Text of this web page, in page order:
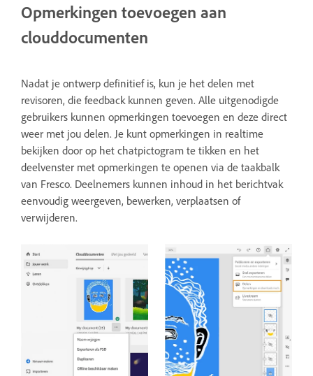
Opmerkingen toevoegen aan
clouddocumenten
Nadat je ontwerp definitief is, kun je het delen met
revisoren, die feedback kunnen geven. Alle uitgenodigde
gebruikers kunnen opmerkingen toevoegen en deze direct
weer met jou delen. Je kunt opmerkingen in realtime
bekijken door op het chatpictogram te tikken en het
deelvenster met opmerkingen te openen via de taakbalk
van Fresco. Deelnemers kunnen inhoud in het berichtvak
eenvoudig weergeven, bewerken, verplaatsen of
verwijderen.